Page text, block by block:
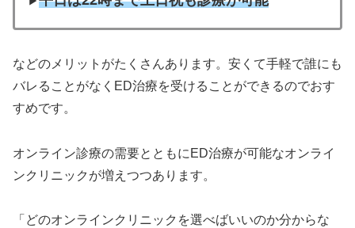
などのメリットがたくさんあります。安くて手軽で誰にも
バレることがなくED治療を受けることができるのでおす
すめです。
オンライン診療の需要とともにED治療が可能なオンライ
ンクリニックが増えつつあります。
「どのオンラインクリニックを選べばいいのか分からな